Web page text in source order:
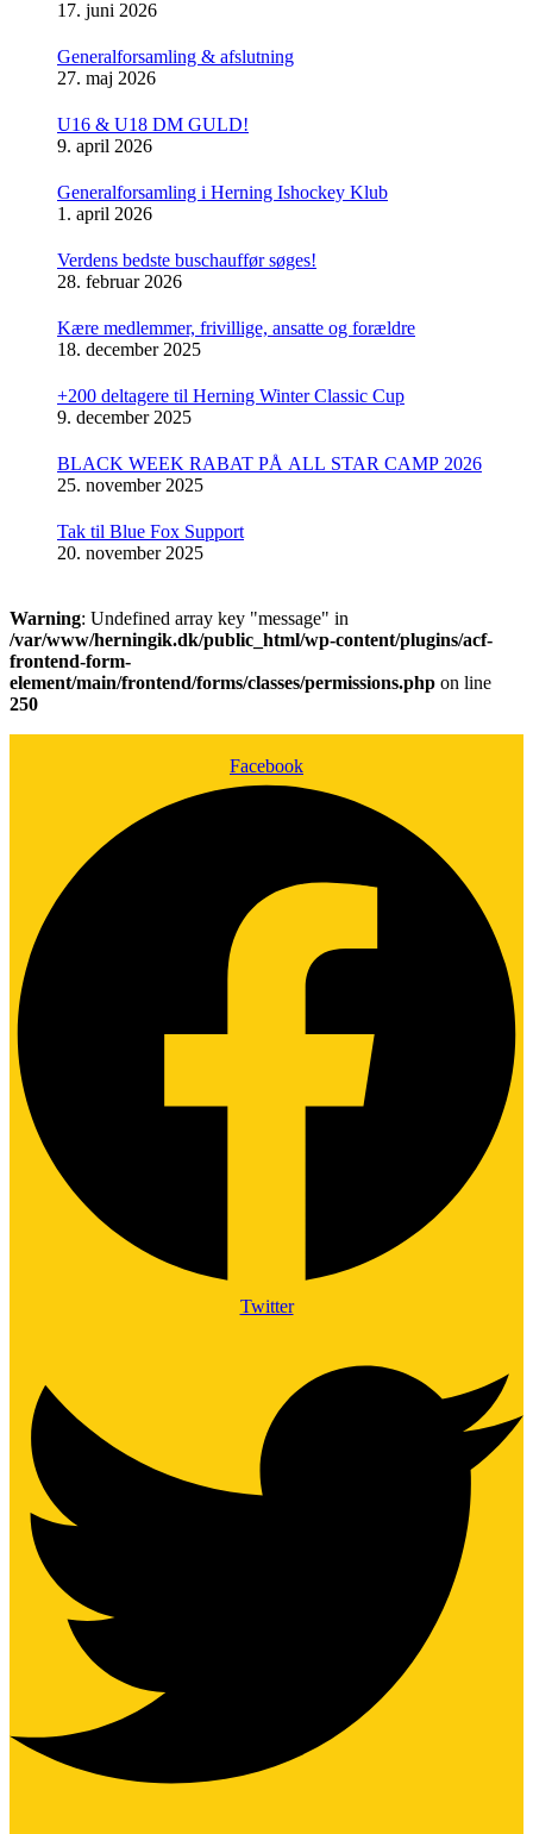
17. juni 2026
Generalforsamling & afslutning
27. maj 2026
U16 & U18 DM GULD!
9. april 2026
Generalforsamling i Herning Ishockey Klub
1. april 2026
Verdens bedste buschauffør søges!
28. februar 2026
Kære medlemmer, frivillige, ansatte og forældre
18. december 2025
+200 deltagere til Herning Winter Classic Cup
9. december 2025
BLACK WEEK RABAT PÅ ALL STAR CAMP 2026
25. november 2025
Tak til Blue Fox Support
20. november 2025
Warning: Undefined array key "message" in
/var/www/herningik.dk/public_html/wp-content/plugins/acf-
frontend-form-
element/main/frontend/forms/classes/permissions.php on line
250
Facebook
Twitter